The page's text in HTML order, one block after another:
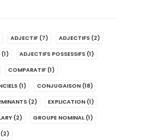
ADJECTIF (7) ADJECTIFS (2)
(1) ADJECTIFS POSSESSIFS (1)
COMPARATIF (1)
(1) CONJUGAISON (18)
(2) EXPLICATION (1)
(2) GROUPE NOMINAL (1)
(2)